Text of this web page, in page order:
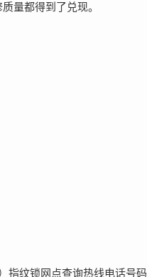
量都得到了兑现。
指纹锁网点查询热线电话号码